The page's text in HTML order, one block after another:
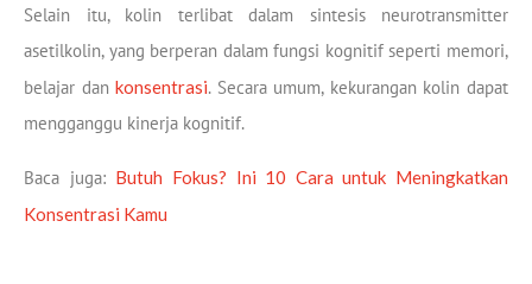
Selain itu, kolin terlibat dalam sintesis neurotransmitter
asetilkolin, yang berperan dalam fungsi kognitif seperti memori,
belajar dankonsentrasi. Secara umum, kekurangan kolin dapat
mengganggu kinerja kognitif.
Baca juga: Butuh Fokus? Ini 10 Cara untuk Meningkatkan
Konsentrasi Kamu